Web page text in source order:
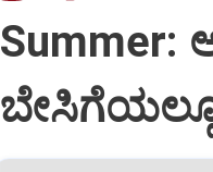
Summer: